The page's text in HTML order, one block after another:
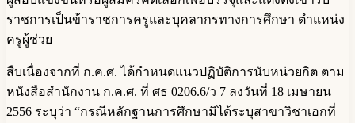
ราชการเป็นข้าราชการครูและบุคลากรทางการศึกษา ตำแหน่ง
ครูผู้ช่วย
สืบเนื่องจากที่ ก.ค.ศ. ได้กำหนดแนวปฏิบัติการนับหน่วยกิต ตาม
หนังสือสำนักงาน ก.ค.ศ. ที่ ศธ 0206.6/ว 7 ลงวันที่ 18 เมษายน
2556 ระบุว่า “กรณีหลักฐานการศึกษามิได้ระบุสาขาวิชาเอกที่